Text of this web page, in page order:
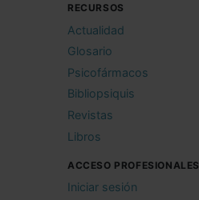
RECURSOS
Actualidad
Glosario
Psicofármacos
Bibliopsiquis
Revistas
Libros
ACCESO PROFESIONALES
Iniciar sesión